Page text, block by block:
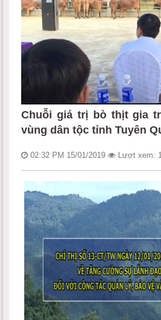
Chuỗi giá trị bò thịt gia
vùng dân tộc tỉnh Tuyên
02:32 PM 15/01/2019 Lượt xem: